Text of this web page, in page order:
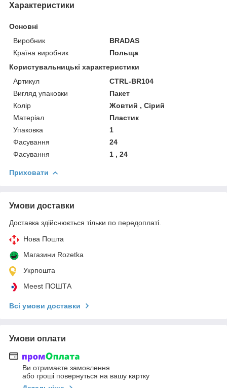
Характеристики
Основні
Виробник
BRADAS
Країна виробник
Польща
Користувальницькі характеристики
Артикул
CTRL-BR104
Вигляд упаковки
Пакет
Колір
Жовтий , Сірий
Матеріал
Пластик
Упаковка
1
Фасування
24
Фасування
1 , 24
Приховати
Умови доставки
Доставка здійснюється тільки по передоплаті.
Нова Пошта
Магазини Rozetka
Укрпошта
Meest ПОШТА
Всі умови доставки
Умови оплати
Ви отримаєте замовлення
або гроші повернуться на вашу картку